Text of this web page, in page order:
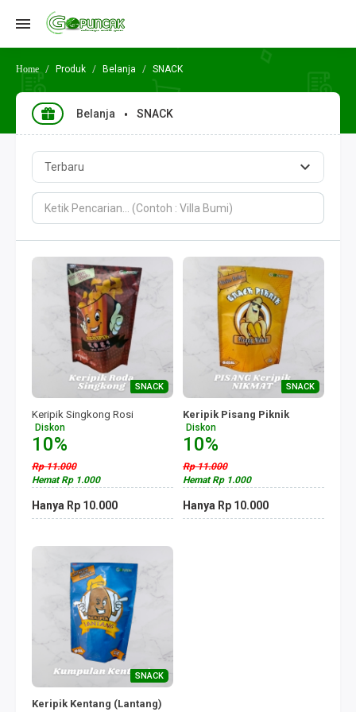
Produk Belanja SNACK
Belanja SNACK
SNACK
Keripik Singkong Rosi
10%
Diskon
Rp 11.000
Hemat Rp 1.000
Hanya Rp 10.000
SNACK
Keripik Pisang Piknik
10%
Diskon
Rp 11.000
Hemat Rp 1.000
Hanya Rp 10.000
SNACK
Keripik Kentang (Lantang)